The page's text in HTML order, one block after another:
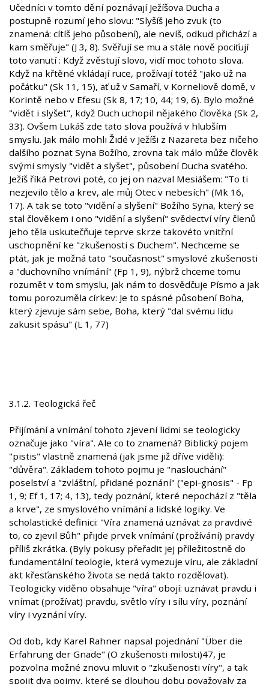
Učedníci v tomto dění poznávají Ježíšova Ducha a
postupně rozumí jeho slovu: "Slyšíš jeho zvuk (to
znamená: cítíš jeho působení), ale nevíš, odkud přichází a
kam směřuje" (J 3, 8). Svěřují se mu a stále nově pociťují
toto vanutí : Když zvěstují slovo, vidí moc tohoto slova.
Když na křtěné vkládají ruce, prožívají totéž "jako už na
počátku" (Sk 11, 15), ať už v Samaří, v Korneliově domě, v
Korintě nebo v Efesu (Sk 8, 17; 10, 44; 19, 6). Bylo možné
"vidět i slyšet", když Duch uchopil nějakého člověka (Sk 2,
33). Ovšem Lukáš zde tato slova používá v hlubším
smyslu. Jak málo mohli Židé v Ježíši z Nazareta bez ničeho
dalšího poznat Syna Božího, zrovna tak málo může člověk
svými smysly "vidět a slyšet", působení Ducha svatého.
Ježíš říká Petrovi poté, co jej on nazval Mesiášem: "To ti
nezjevilo tělo a krev, ale můj Otec v nebesích" (Mk 16,
17). A tak se toto "vidění a slyšení" Božího Syna, který se
stal člověkem i ono "vidění a slyšení" svědectví víry členů
jeho těla uskutečňuje teprve skrze takovéto vnitřní
uschopnění ke "zkušenosti s Duchem". Nechceme se
ptát, jak je možná tato "současnost" smyslové zkušenosti
a "duchovního vnímání" (Fp 1, 9), nýbrž chceme tomu
rozumět v tom smyslu, jak nám to dosvědčuje Písmo a jak
tomu porozuměla církev: Je to spásné působení Boha,
který zjevuje sám sebe, Boha, který "dal svému lidu
zakusit spásu" (L 1, 77)
3.1.2. Teologická řeč
Přijímání a vnímání tohoto zjevení lidmi se teologicky
označuje jako "víra". Ale co to znamená? Biblický pojem
"pistis" vlastně znamená (jak jsme již dříve viděli):
"důvěra". Základem tohoto pojmu je "naslouchání"
poselství a "zvláštní, přidané poznání" ("epi-gnosis" - Fp
1, 9; Ef 1, 17; 4, 13), tedy poznání, které nepochází z "těla
a krve", ze smyslového vnímání a lidské logiky. Ve
scholastické definici: "Víra znamená uznávat za pravdivé
to, co zjevil Bůh" přijde prvek vnímání (prožívání) pravdy
příliš zkrátka. (Byly pokusy přeřadit jej příležitostně do
fundamentální teologie, která vymezuje víru, ale základní
akt křesťanského života se nedá takto rozdělovat).
Teologicky viděno obsahuje "víra" obojí: uznávat pravdu i
vnímat (prožívat) pravdu, světlo víry i sílu víry, poznání
víry i vyznání víry.
Od dob, kdy Karel Rahner napsal pojednání "Über die
Erfahrung der Gnade" (O zkušenosti milosti)47, je
pozvolna možné znovu mluvit o "zkušenosti víry", a tak
spojit dva pojmy, které se dlouhou dobu považovaly za